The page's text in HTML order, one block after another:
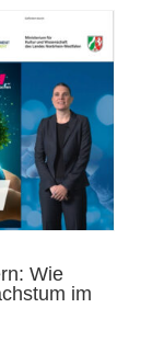
Wie
im